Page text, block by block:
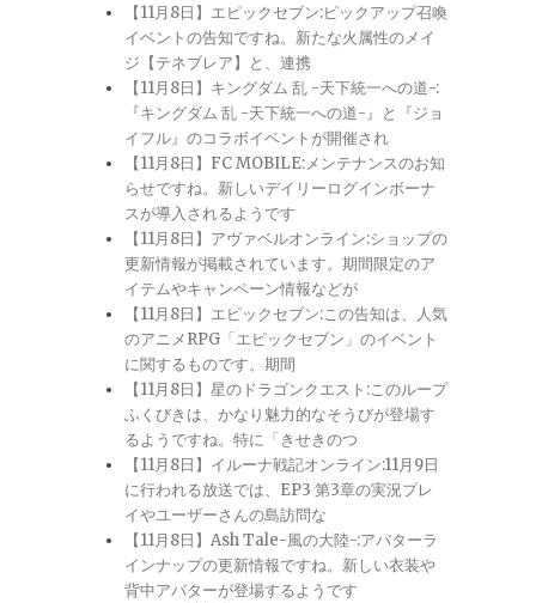
【11月8日】エピックセブン:ピックアップ召喚
イベントの告知ですね。新たな火属性のメイ
ジ【テネブレア】と、連携
【11月8日】キングダム 乱 -天下統一への道-:
『キングダム 乱 -天下統一への道-』と『ジョ
イフル』のコラボイベントが開催され
【11月8日】FC MOBILE:メンテナンスのお知
らせですね。新しいデイリーログインボーナ
スが導入されるようです
【11月8日】アヴァベルオンライン:ショップの
更新情報が掲載されています。期間限定のア
イテムやキャンペーン情報などが
【11月8日】エピックセブン:この告知は、人気
のアニメRPG「エピックセブン」のイベント
に関するものです。期間
【11月8日】星のドラゴンクエスト:このループ
ふくびきは、かなり魅力的なそうびが登場す
るようですね。特に「きせきのつ
【11月8日】イルーナ戦記オンライン:11月9日
に行われる放送では、EP3 第3章の実況プレ
イやユーザーさんの島訪問な
【11月8日】Ash Tale-風の大陸-:アバターラ
インナップの更新情報ですね。新しい衣装や
背中アバターが登場するようです